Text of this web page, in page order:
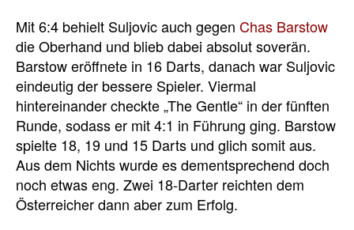
Mit 6:4 behielt Suljovic auch gegen Chas Barstow
die Oberhand und blieb dabei absolut soverän.
Barstow eröffnete in 16 Darts, danach war Suljovic
eindeutig der bessere Spieler. Viermal
hintereinander checkte „The Gentle“ in der fünften
Runde, sodass er mit 4:1 in Führung ging. Barstow
spielte 18, 19 und 15 Darts und glich somit aus.
Aus dem Nichts wurde es dementsprechend doch
noch etwas eng. Zwei 18-Darter reichten dem
Österreicher dann aber zum Erfolg.